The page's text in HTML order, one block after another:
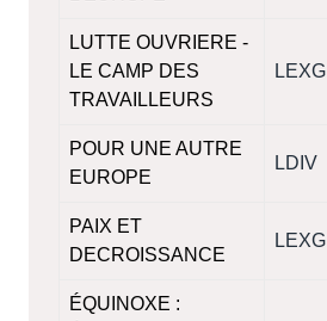
LUTTE OUVRIERE -
LE CAMP DES
TRAVAILLEURS
LEXG
POUR UNE AUTRE
EUROPE
LDIV
PAIX ET
DECROISSANCE
LEXG
ÉQUINOXE :